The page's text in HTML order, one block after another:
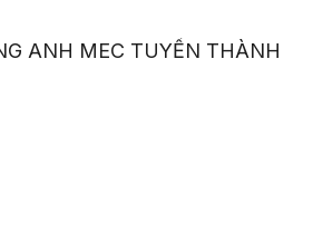
ANH MEC TUYỂN THÀNH